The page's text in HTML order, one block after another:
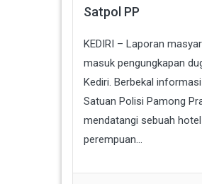
Satpol PP
KEDIRI – Laporan
masuk pengungkapan
Kediri. Berbekal
Satuan Polisi Pamong
mendatangi sebuah
perempuan...